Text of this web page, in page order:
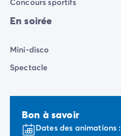
En soirée
Mini-disco
Spectacle
Bon à savoir
Dates des animations :